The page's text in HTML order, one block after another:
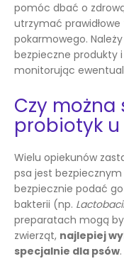
pomóc dbać o
utrzymać
pokarmowego.
bezpieczne produkty
monitorując
Czy można
probiotyk u
Wielu opiekunów
psa jest
bezpiecznie podać
bakterii (np.
preparatach mogą
zwierząt, najlepiej
specjalnie dla psów.